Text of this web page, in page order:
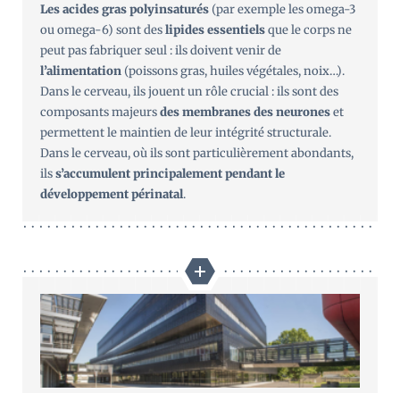
Les acides gras polyinsaturés (par exemple les omega-3
ou omega-6) sont deslipides essentielsque le corps ne
peut pas fabriquer seul : ils doivent venir de
l’alimentation (poissons gras, huiles végétales, noix…).
Dans le cerveau, ils jouent un rôle crucial : ils sont des
composants majeursdes membranes des neuroneset
permettent le maintien de leur intégrité structurale.
Dans le cerveau, où ils sont particulièrement abondants,
ilss’accumulent principalement pendant le
développement périnatal.